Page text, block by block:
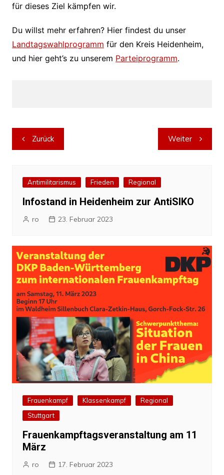
für dieses Ziel kämpfen wir.
Du willst mehr erfahren? Hier findest du unser
Landtagswahlprogramm für den Kreis Heidenheim,
und hier geht’s zu unserem Parteiprogramm.
Beitragsnavigation
Zurück Weiter
Antimilitarismus Frieden Regional
Infostand in Heidenheim zur AntiSIKO
ro 23. Februar 2023
Frauenkampf Klassenkampf
Regional
Stuttgart
Frauenkampftagsveranstaltung am 11
März
ro 17. Februar 2023